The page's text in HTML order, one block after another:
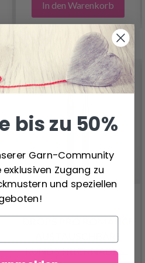
In den Warenkorb
AUCH
DROPS PRO ROMANCE
RUNDSTRICKNADELN
bis zu 50%
Garn-Community
Zugang zu
und speziellen